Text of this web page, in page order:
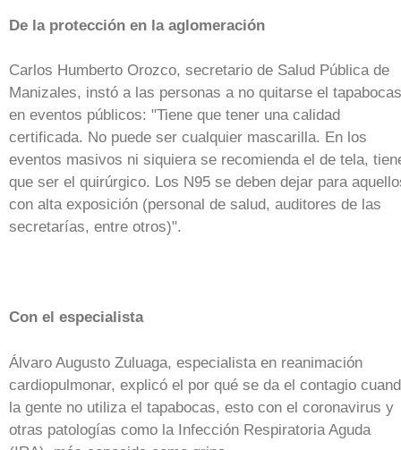
De la protección en la aglomeración
Carlos Humberto Orozco, secretario de Salud Pública de
Manizales, instó a las personas a no quitarse el tapabocas
en eventos públicos: "Tiene que tener una calidad
certificada. No puede ser cualquier mascarilla. En los
eventos masivos ni siquiera se recomienda el de tela,
que ser el quirúrgico. Los N95 se deben dejar para
con alta exposición (personal de salud, auditores de las
secretarías, entre otros)".
Con el especialista
Álvaro Augusto Zuluaga, especialista en reanimación
cardiopulmonar, explicó el por qué se da el contagio
la gente no utiliza el tapabocas, esto con el coronavirus y
otras patologías como la Infección Respiratoria Aguda